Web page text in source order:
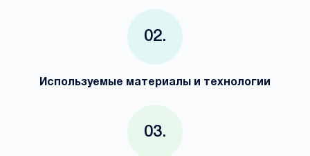
Используемые материалы и технологии